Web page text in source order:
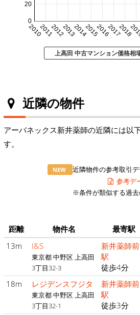
201020112012201320142015201620172018
0
20
上高田 中古マンション価格相
近隣の物件
アーバネックス新井薬師の近隣には以
す。
NEW
近隣物件の参考取引
参考デ
※条件が類似する過
距離 物件名 最寄駅
13m
I&S
東京都 中野区 上高田
3丁目32-3
新井薬師前
駅
徒歩4分
18m レジデンスフジタ
東京都 中野区 上高田
3丁目32-1
新井薬師前
駅
徒歩3分